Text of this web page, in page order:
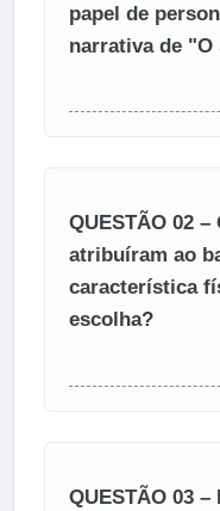
papel de
narrativa de
QUESTÃO 02
atribuíram ao
característica
escolha?
QUESTÃO 03